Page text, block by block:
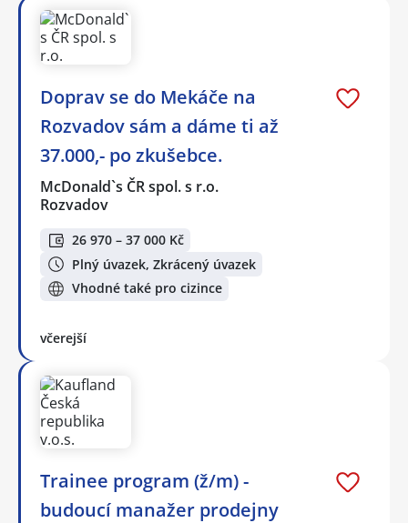
Doprav se do Mekáče na
Rozvadov sám a dáme ti až
37.000,- po zkušebce.
McDonald`s ČR spol. s r.o.
Rozvadov
26 970 – 37 000 Kč
Plný úvazek, Zkrácený úvazek
Vhodné také pro cizince
včerejší
Trainee program (ž/m) -
budoucí manažer prodejny